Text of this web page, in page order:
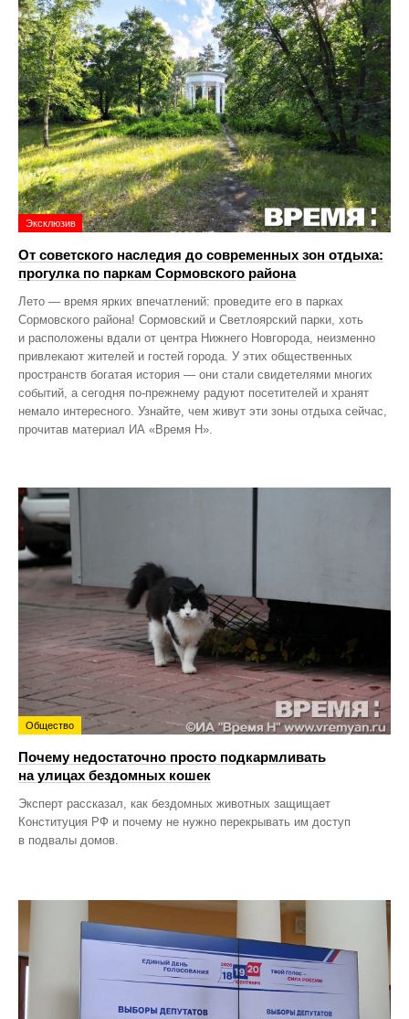
Эксклюзив
От советского наследия до современных зон отдыха:
прогулка по паркам Сормовского района
Лето — время ярких впечатлений: проведите его в парках
Сормовского района! Сормовский и Светлоярский парки, хоть
и расположены вдали от центра Нижнего Новгорода, неизменно
привлекают жителей и гостей города. У этих общественных
пространств богатая история — они стали свидетелями многих
событий, а сегодня по‑прежнему радуют посетителей и хранят
немало интересного. Узнайте, чем живут эти зоны отдыха сейчас,
прочитав материал ИА «Время Н».
Общество
Почему недостаточно просто подкармливать
на улицах бездомных кошек
Эксперт рассказал, как бездомных животных защищает
Конституция РФ и почему не нужно перекрывать им доступ
в подвалы домов.